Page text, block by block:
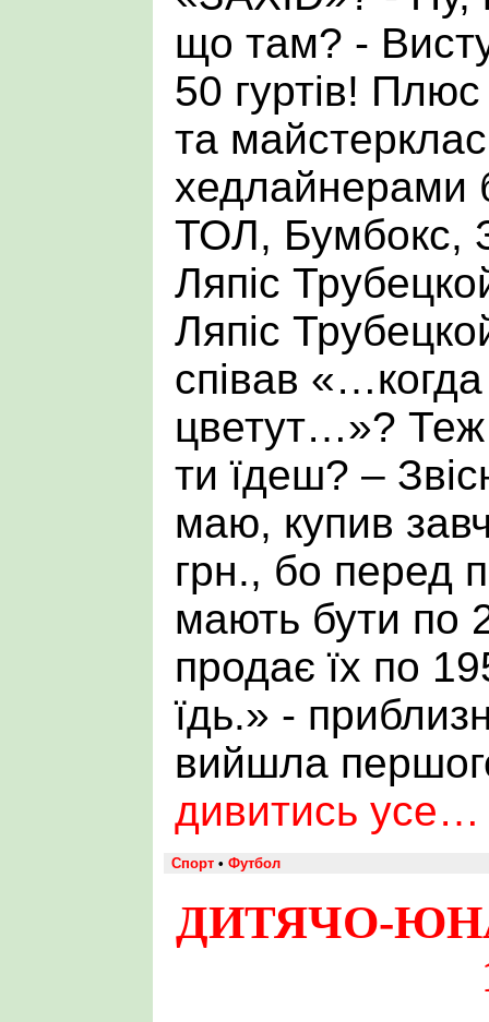
що там? -
50 гуртів!
та
хедлайнерами
ТОЛ, Бумбокс,
Ляпіс
Ляпіс
співав
цветут…»?
ти їдеш? –
маю, купив
грн., бо перед
мають бути по
продає їх по
їдь.» -
вийшла
дивитись усе…
Спорт • Футбол
ДИТЯЧО-